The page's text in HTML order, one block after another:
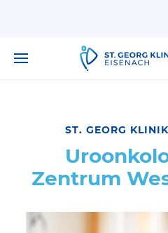
ST. GEORG
Zentrum